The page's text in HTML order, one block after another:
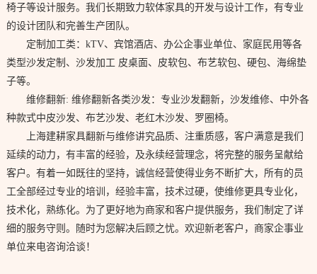
椅子等设计服务。我们长期致力软体家具的开发与设计工作，有专业
的设计团队和完善生产团队。
定制加工类：kTV、宾馆酒店、办公企事业单位、家庭民用等各
类型沙发定制、沙发加工 皮桌面、皮软包、布艺软包、硬包、海绵垫
子等。
维修翻新: 维修翻新各类沙发：专业沙发翻新，沙发维修、中外各
种款式中皮沙发、布艺沙发、老红木沙发、罗圈椅。
上海建耕家具翻新与维修讲究品质、注重质感，客户满意是我们
延续的动力，有丰富的经验，及永续经营理念，将完整的服务呈献给
客户。有着一如既往的坚持，诚信经营使得业务不断扩大，所有的员
工全部经过专业的培训，经验丰富，技术过硬，使维修更具专业化，
技术化，熟练化。为了更好地为商家和客户提供服务，我们制定了详
细的服务守则。随时为您解决后顾之忧。欢迎新老客户，商家企事业
单位来电咨询洽谈！